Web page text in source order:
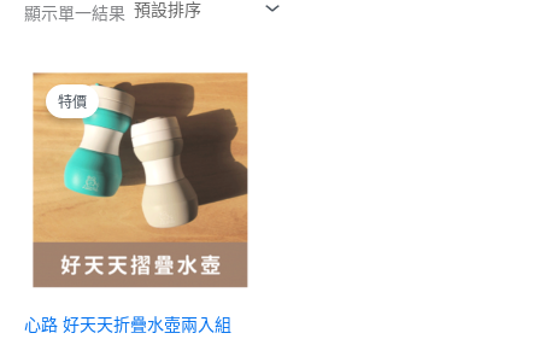
顯示單一結果
特價
心路 好天天折疊水壺兩入組
原
始
價
格：
NT$900。
目
前
格：
NT$850。